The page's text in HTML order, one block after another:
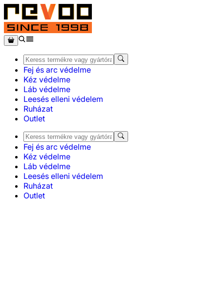
Fej és arc védelme
Kéz védelme
Láb védelme
Leesés elleni védelem
Ruházat
Outlet
Fej és arc védelme
Kéz védelme
Láb védelme
Leesés elleni védelem
Ruházat
Outlet